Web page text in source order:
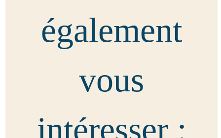
également
vous
intéresser :